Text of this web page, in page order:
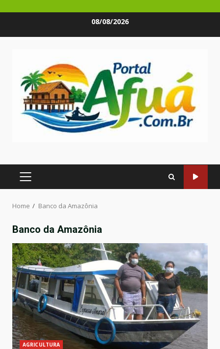
08/08/2026
PRIMARY
Home Banco da Amazônia
Banco da Amazônia
AGRICULTURA